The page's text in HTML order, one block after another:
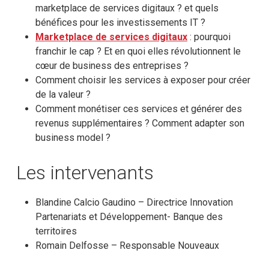
marketplace de services digitaux ? et quels
bénéfices pour les investissements IT ?
Marketplace de services digitaux: pourquoi
franchir le cap ? Et en quoi elles révolutionnent le
cœur de business des entreprises ?
Comment choisir les services à exposer pour créer
de la valeur ?
Comment monétiser ces services et générer des
revenus supplémentaires ? Comment adapter son
business model ?
Les intervenants
Blandine Calcio Gaudino – Directrice Innovation
Partenariats et Développement- Banque des
territoires
Romain Delfosse – Responsable Nouveaux